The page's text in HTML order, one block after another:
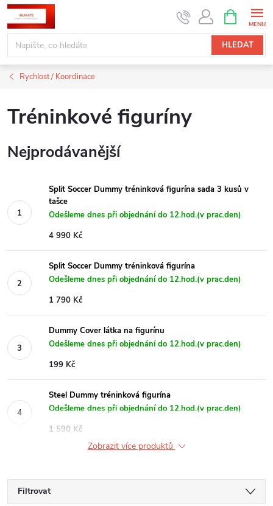
Přejít
na
obsah
HLEDAT
NÁKUPNÍ
KOŠÍK
Rychlost / Koordinace
Tréninkové figuríny
Nejprodávanější
Split Soccer Dummy tréninková figurína sada 3 kusů v
tašce
Odešleme dnes při objednání do 12.hod.(v prac.den)
4 990 Kč
Split Soccer Dummy tréninková figurína
Odešleme dnes při objednání do 12.hod.(v prac.den)
1 790 Kč
Dummy Cover látka na figurínu
Odešleme dnes při objednání do 12.hod.(v prac.den)
199 Kč
Steel Dummy tréninková figurína
Odešleme dnes při objednání do 12.hod.(v prac.den)
1 590 Kč
Zobrazit více produktů
Filtrovat